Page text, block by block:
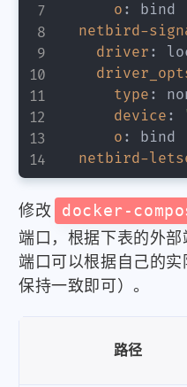
o :
bind
netbird-
driver :
type :
device :
o :
bind
netbird-
修改 docker-
端口，根据下表的外
端口可以根据自己的
保持一致即可）。
路径